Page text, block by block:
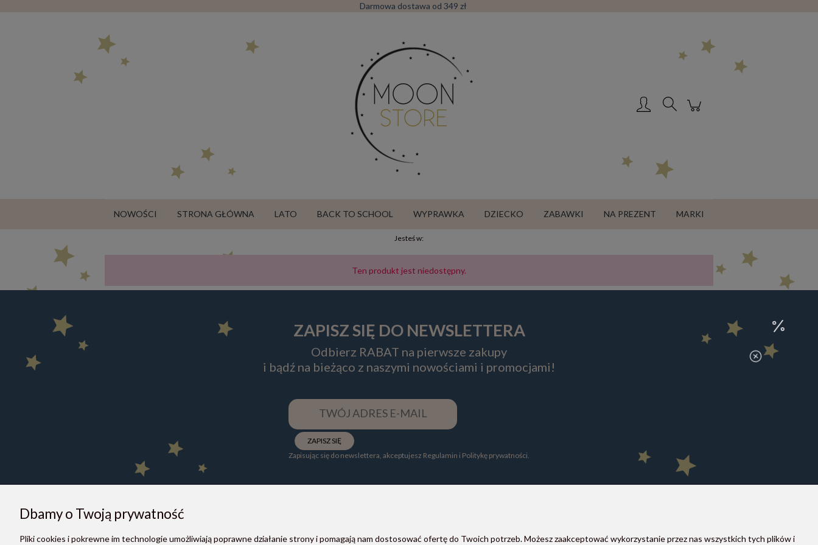
Darmowa dostawa od 349 zł
NOWOŚCI STRONA GŁÓWNA LATO BACK TO SCHOOL WYPRAWKA DZIECKO ZABAWKI NA PREZENT MARKI
Jesteś w:
Ten produkt jest niedostępny.
ZAPISZ SIĘ DO NEWSLETTERA
Odbierz RABAT na pierwsze zakupy
i bądź na bieżąco z naszymi nowościami i promocjami!
ZAPISZ SIĘ
Zapisując się do newslettera, akceptujesz Regulamin i Politykę prywatności.
O NAS POMOC PŁATNOŚCI I DOSTAWA MOON STORE W SOCIAL MEDIA
Dbamy o Twoją prywatność
Pliki cookies i pokrewne im technologie umożliwiają poprawne działanie strony i pomagają nam dostosować ofertę do Twoich potrzeb. Możesz zaakceptować wykorzystanie przez nas wszystkich tych plików i